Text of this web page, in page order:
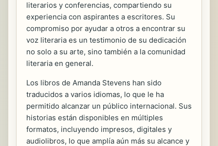
literarios y conferencias, compartiendo su
experiencia con aspirantes a escritores. Su
compromiso por ayudar a otros a encontrar su
voz literaria es un testimonio de su dedicación
no solo a su arte, sino también a la comunidad
literaria en general.
Los libros de Amanda Stevens han sido
traducidos a varios idiomas, lo que le ha
permitido alcanzar un público internacional. Sus
historias están disponibles en múltiples
formatos, incluyendo impresos, digitales y
audiolibros, lo que amplía aún más su alcance y